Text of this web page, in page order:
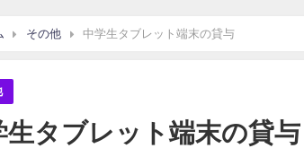
その他 中学生タブレット端末の貸与
生タブレット端末の貸与